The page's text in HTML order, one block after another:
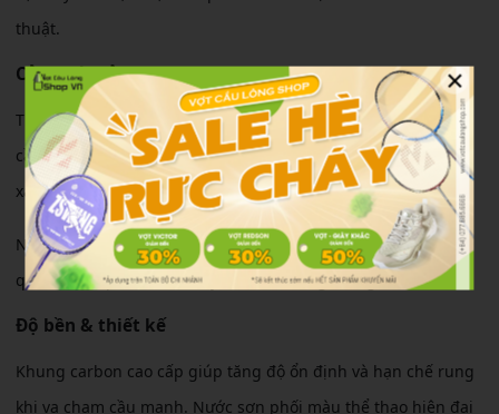
thuật.
Cảm giác sử dụng
Thân vợt có độ cứng trung bình cứng tạo cảm giác tiếp xúc
cầu rõ ràng, hỗ trợ tốt cho người chơi muốn tăng độ chính
xác trong từng cú đánh.
Ngoài ra, vợt vẫn giữ được độ trợ lực khá tốt nên không gây
quá nhiều áp lực lên cổ tay khi chơi trong thời gian dài.
Độ bền & thiết kế
Khung carbon cao cấp giúp tăng độ ổn định và hạn chế rung
khi va chạm cầu mạnh. Nước sơn phối màu thể thao hiện đại
×